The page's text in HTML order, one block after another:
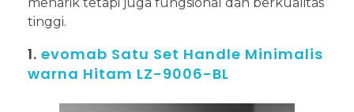
tinggi.
1. evomab Satu Set Handle Minimalis
warna Hitam LZ-9006-BL